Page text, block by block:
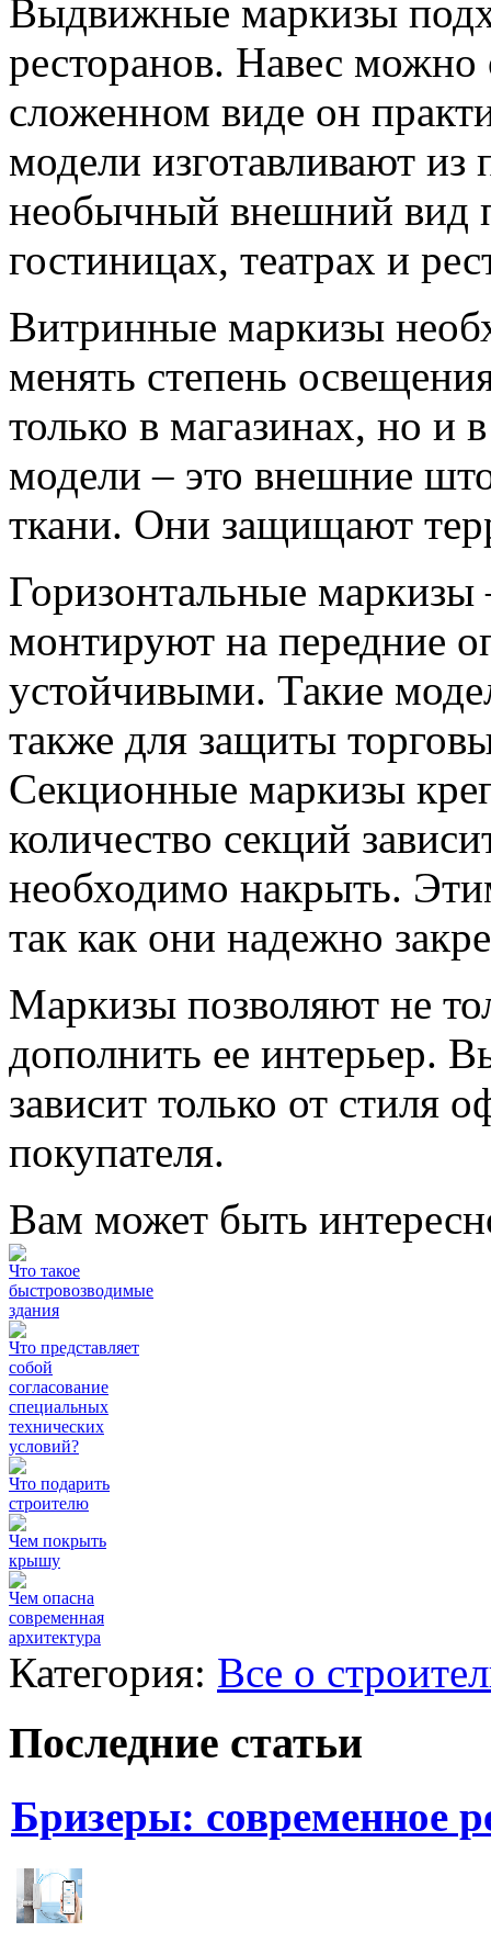
Выдвижные маркизы
ресторанов. Навес можно
сложенном виде он
модели изготавливают
необычный внешний вид
гостиницах, театрах и
Витринные маркизы
менять степень
только в магазинах, но
модели – это внешние
ткани. Они защищают
Горизонтальные
монтируют на передние
устойчивыми. Такие
также для защиты
Секционные маркизы
количество секций
необходимо накрыть.
так как они надежно
Маркизы позволяют не
дополнить ее интерьер.
зависит только от стиля
покупателя.
Вам может быть
Что такое
быстровозводимые
здания
Что представляет
собой
согласование
специальных
технических
условий?
Что подарить
строителю
Чем покрыть
крышу
Чем опасна
современная
архитектура
Категория: Все о
Последние статьи
Бризеры: современное